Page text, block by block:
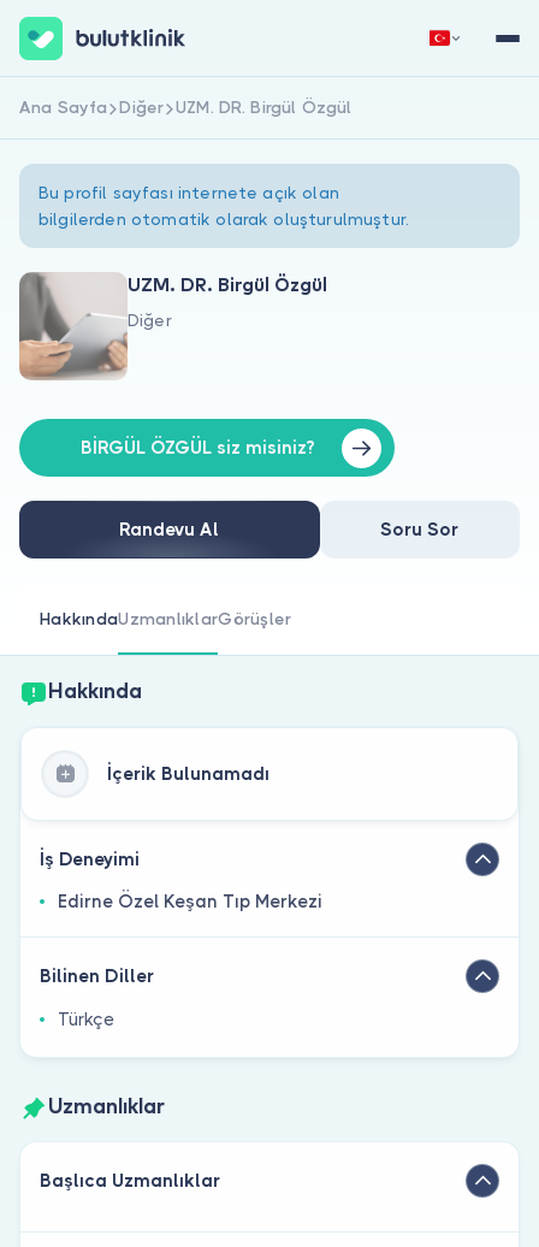
Hakkımızda
Doktorlar için
Doktor musunuz?
Hemen Kaydol
Ana Sayfa Diğer UZM. DR. Birgül Özgül
Bu profil sayfası internete açık olan
bilgilerden otomatik olarak oluşturulmuştur.
UZM. DR. Birgül Özgül
Diğer
BİRGÜL ÖZGÜL siz misiniz?
Randevu Al Soru Sor
HakkındaUzmanlıklarGörüşler
Hakkında
İçerik Bulunamadı
İş Deneyimi
Edirne Özel Keşan Tıp Merkezi
Bilinen Diller
Türkçe
Uzmanlıklar
Başlıca Uzmanlıklar